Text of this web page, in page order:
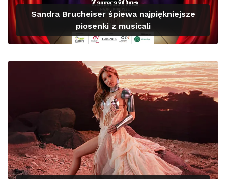
Sandra Brucheiser śpiewa najpiękniejsze
piosenki z musicali